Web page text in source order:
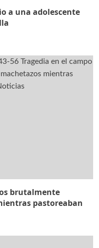
a una adolescente
brutalmente
pastoreaban